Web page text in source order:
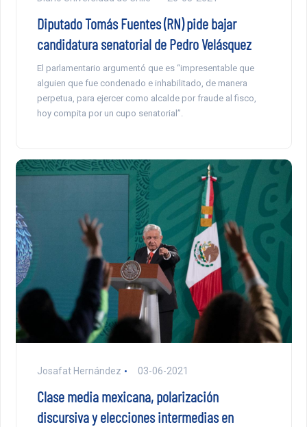
Diputado Tomás Fuentes (RN) pide bajar
candidatura senatorial de Pedro Velásquez
El parlamentario argumentó que es “impresentable que
alguien que fue condenado e inhabilitado, de manera
perpetua, para ejercer como alcalde por fraude al fisco,
hoy compita por un cupo senatorial”.
Josafat Hernández 03-06-2021
Clase media mexicana, polarización
discursiva y elecciones intermedias en